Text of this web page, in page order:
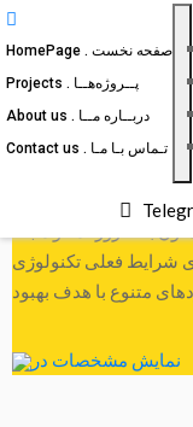
صفحه نخست . HomePage
پــروژه‌هــا . Projects
دربــاره مــا . About us
تـماس بـا مـا . Contact us
محمد شمس
مدیر عامل و موسس
از صنعت چاپ و با
شرایط فعلی تکنولوژی
متنوع با هدف بهبود
نمایش مشخصات در